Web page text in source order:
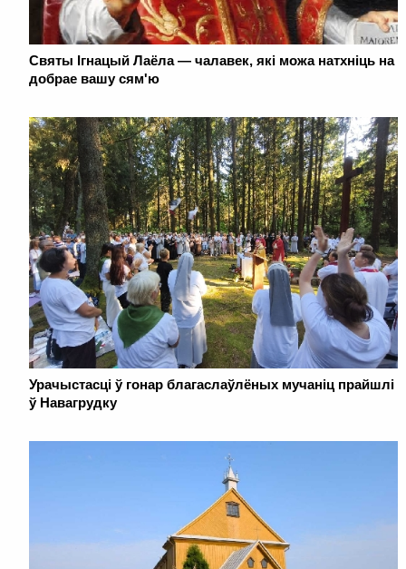
Святы Ігнацый Лаёла — чалавек, які можа натхніць на
добрае вашу сям'ю
Урачыстасці ў гонар благаслаўлёных мучаніц прайшлі
ў Навагрудку